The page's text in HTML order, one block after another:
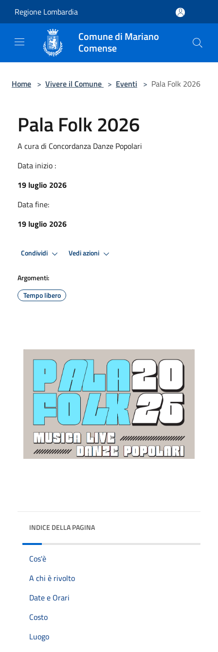
Regione Lombardia
Comune di Mariano
Comense
Home > Vivere il Comune > Eventi > Pala Folk 2026
Pala Folk 2026
A cura di Concordanza Danze Popolari
Data inizio :
19 luglio 2026
Data fine:
19 luglio 2026
Condividi Vedi azioni
Argomenti:
Tempo libero
INDICE DELLA PAGINA
Cos'è
A chi è rivolto
Date e Orari
Costo
Luogo